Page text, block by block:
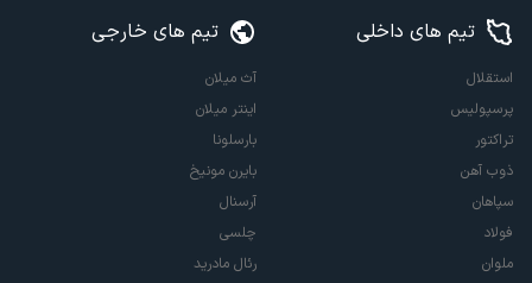
تیم های داخلی
استقلال
پرسپولیس
تراکتور
ذوب آهن
سپاهان
فولاد
ملوان
تیم های خارجی
آث میلان
اینتر میلان
بارسلونا
بایرن مونیخ
آرسنال
چلسی
رئال مادرید